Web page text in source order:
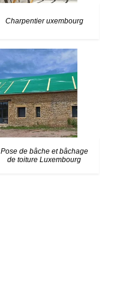
Charpentier uxembourg
Pose de bâche et bâchage
de toiture Luxembourg